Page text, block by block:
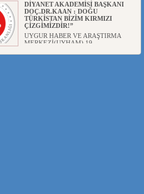
DİYANET AKADEMİSİ BAŞKANI
DOÇ.DR.KAAN : DOĞU
TÜRKİSTAN BİZİM KIRMIZI
ÇİZGİMİZDİR!”
UYGUR HABER VE ARAŞTIRMA
MERKEZİ(UYHAM) 19...
150 YILDIR KAYNAYAN YARAMIZ